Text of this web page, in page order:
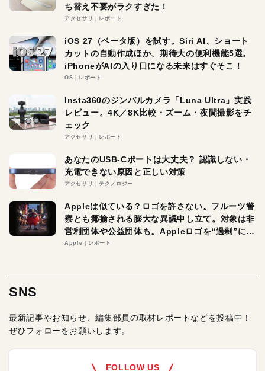
ち替え不要がラクすぎた！
アクセサリ レポート
iOS 27（ベータ版）を試す。Siri AI、ショート
カットの自動作成ほか、期待大の便利機能5選。
iPhoneがAIの入り口になる未来はすぐそこ！
OS レポート
Insta360のジンバルカメラ「Luna Ultra」実践
レビュー。4K／8K比較・ズーム・夜間撮影をチ
ェック
アクセサリ レポート
あなたのUSB-Cポートは大丈夫？ 認識しない・
充電できない原因と正しい対策
アクセサリ テクノロジー
Appleは似ている？ロゴを許さない。フルーツ警
察とも揶揄される膨大な異議申し立て。対象は非
営利団体や公益団体も。Appleロゴを“過剰”に守
る理由とは
Apple レポート
SNS
最新記事やお知らせ、編集部員の取材レポートなどを投稿中！
ぜひフォローをお願いします。
FOLLOW US